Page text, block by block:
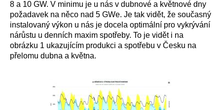
8 a 10 GW. V minimu je u nás v dubnové a květnové dny
požadavek na něco nad 5 GWe. Je tak vidět, že současný
instalovaný výkon u nás je docela optimální pro vykrývání
nárůstu u denních maxim spotřeby. To je vidět i na
obrázku 1 ukazujícím produkci a spotřebu v Česku na
přelomu dubna a května.